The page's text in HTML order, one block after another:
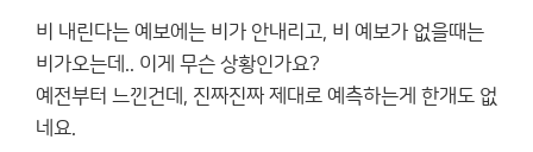
비 내린다는 예보에는 비가 안내리고, 비 예보가 없을때는
비가오는데.. 이게 무슨 상황인가요?
예전부터 느낀건데, 진짜진짜 제대로 예측하는게 한개도 없
네요.